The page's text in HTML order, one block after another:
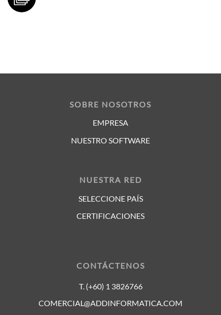
SOBRE NOSOTROS
EMPRESA
NUESTRO SOFTWARE
NUESTRA RED
SELECCIONE PAÍS
CERTIFICACIONES
CONTÁCTENOS
T. (+60) 1 3826766
COMERCIAL@ADDINFORMATICA.COM